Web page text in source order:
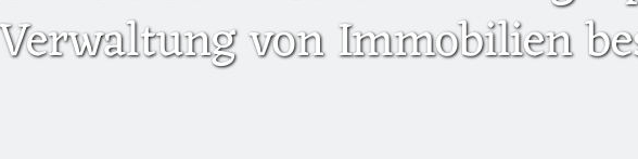
von Immobilien